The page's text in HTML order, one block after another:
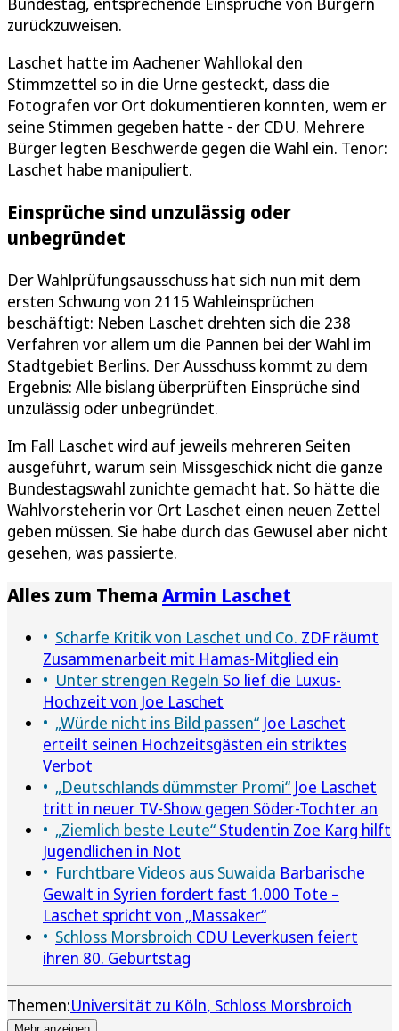
zurückzuweisen.
Laschet hatte im Aachener Wahllokal den
Stimmzettel so in die Urne gesteckt, dass die
Fotografen vor Ort dokumentieren konnten, wem er
seine Stimmen gegeben hatte - der CDU. Mehrere
Bürger legten Beschwerde gegen die Wahl ein. Tenor:
Laschet habe manipuliert.
Einsprüche sind unzulässig oder
unbegründet
Der Wahlprüfungsausschuss hat sich nun mit dem
ersten Schwung von 2115 Wahleinsprüchen
beschäftigt: Neben Laschet drehten sich die 238
Verfahren vor allem um die Pannen bei der Wahl im
Stadtgebiet Berlins. Der Ausschuss kommt zu dem
Ergebnis: Alle bislang überprüften Einsprüche sind
unzulässig oder unbegründet.
Im Fall Laschet wird auf jeweils mehreren Seiten
ausgeführt, warum sein Missgeschick nicht die ganze
Bundestagswahl zunichte gemacht hat. So hätte die
Wahlvorsteherin vor Ort Laschet einen neuen Zettel
geben müssen. Sie habe durch das Gewusel aber nicht
gesehen, was passierte.
Alles zum Thema Armin Laschet
Scharfe Kritik von Laschet und Co. ZDF räumt
Zusammenarbeit mit Hamas-Mitglied ein
Unter strengen Regeln So lief die Luxus-
Hochzeit von Joe Laschet
„Würde nicht ins Bild passen“ Joe Laschet
erteilt seinen Hochzeitsgästen ein striktes
Verbot
„Deutschlands dümmster Promi“ Joe Laschet
tritt in neuer TV-Show gegen Söder-Tochter an
„Ziemlich beste Leute“ Studentin Zoe Karg hilft
Jugendlichen in Not
Furchtbare Videos aus Suwaida Barbarische
Gewalt in Syrien fordert fast 1.000 Tote –
Laschet spricht von „Massaker“
Schloss Morsbroich CDU Leverkusen feiert
ihren 80. Geburtstag
Themen:Universität zu Köln Schloss Morsbroich